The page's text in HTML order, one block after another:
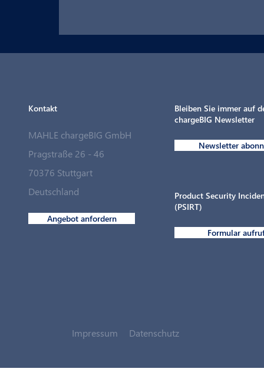
MAHLE chargeBIG schließt strategische
Partnerschaft mit Langmatz Energy
Kontakt
MAHLE chargeBIG GmbH
Pragstraße 26 - 46
70376 Stuttgart
Deutschland
Angebot anfordern
Bleiben Sie immer auf
chargeBIG Newsletter
Newsletter
Product Security
(PSIRT)
Formular
Impressum Datenschutz